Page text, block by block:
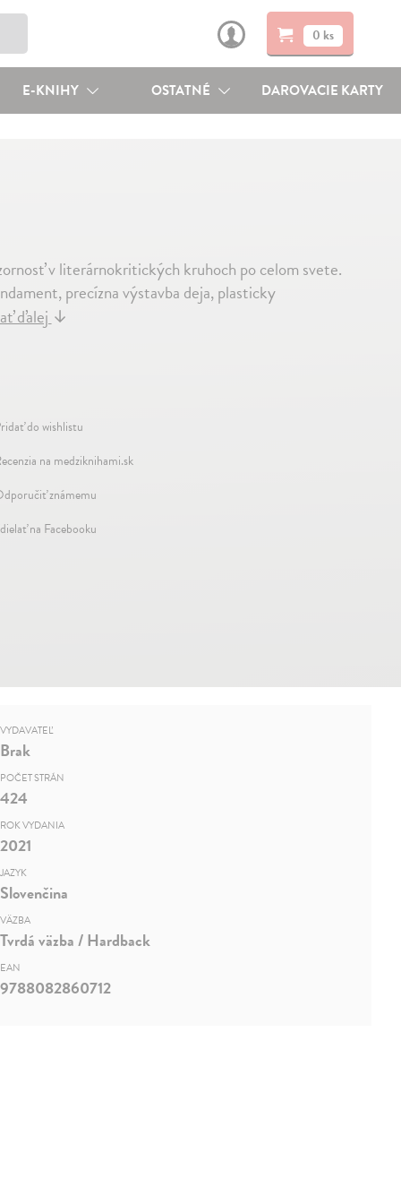
0 ks
E-KNIHY OSTATNÉ DAROVACIE KARTY
v literárnokritických kruhoch po celom svete.
precízna výstavba deja, plasticky
ďalej↓
do wishlistu
na medziknihami.sk
známemu
na Facebooku
VYDAVATEĽ
Brak
POČET STRÁN
424
ROK VYDANIA
2021
JAZYK
Slovenčina
VÄZBA
Tvrdá väzba / Hardback
EAN
9788082860712